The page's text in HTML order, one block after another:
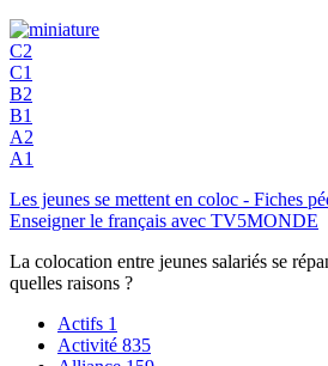
C2
C1
B2
B1
A2
A1
Les jeunes se mettent en coloc - Fiches
Enseigner le français avec TV5MONDE
La colocation entre jeunes salariés se
quelles raisons ?
Actifs 1
Activité 835